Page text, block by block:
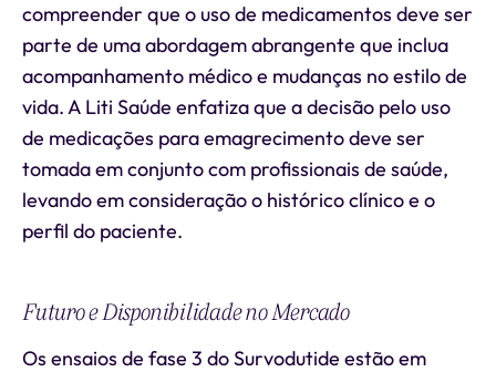
compreender que o uso de medicamentos deve ser
parte de uma abordagem abrangente que inclua
acompanhamento médico e mudanças no estilo de
vida. A Liti Saúde enfatiza que a decisão pelo uso
de medicações para emagrecimento deve ser
tomada em conjunto com profissionais de saúde,
levando em consideração o histórico clínico e o
perfil do paciente.
Futuro e Disponibilidade no Mercado
Os ensaios de fase 3 do Survodutide estão em